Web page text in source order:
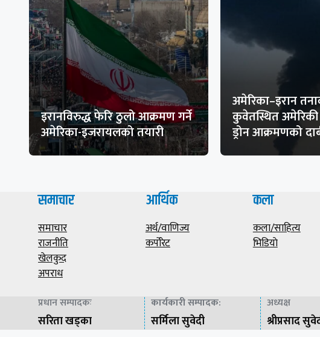
इरानविरुद्ध फेरि ठुलो आक्रमण गर्ने
अमेरिका-इजरायलको तयारी
अमेरिका–इरान
कुवेतस्थित
ड्रोन आक्रमणको
समाचार
समाचार
राजनीति
खेलकुद
अपराध
आर्थिक
अर्थ/वाणिज्य
कर्पोरेट
कला
कला/साहित्य
भिडियाे
प्रधान सम्पादकः
सरिता खड्का
कार्यकारी सम्पादक:
सर्मिला सुवेदी
अध्यक्ष
श्रीप्रसाद